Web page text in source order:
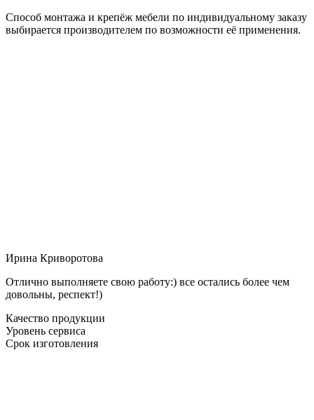
Способ монтажа и крепёж мебели по индивидуальному заказу
выбирается производителем по возможности её применения.
Ирина Криворотова
Отлично выполняете свою работу:) все остались более чем
довольны, респект!)
Качество продукции
Уровень сервиса
Срок изготовления